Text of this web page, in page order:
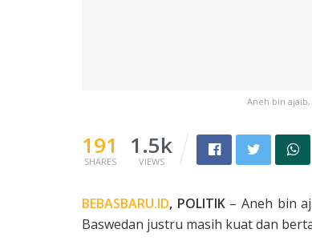
Aneh bin
191
SHARES
1.5k
VIEWS
BEBASBARU.ID, POLITIK– Aneh bin
Baswedan justru masih kuat dan